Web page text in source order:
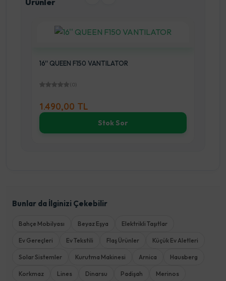
16'' QUEEN F150 VANTILATOR
(0)
1.490,00 TL
Stok Sor
Bunlar da İlginizi Çekebilir
Bahçe Mobilyası Beyaz Eşya Elektrikli Taşıtlar
Ev Gereçleri Ev Tekstili Flaş Ürünler Küçük Ev Aletleri
Solar Sistemler Kurutma Makinesi Arnica Hausberg
Korkmaz Lines Dinarsu Padişah Merinos